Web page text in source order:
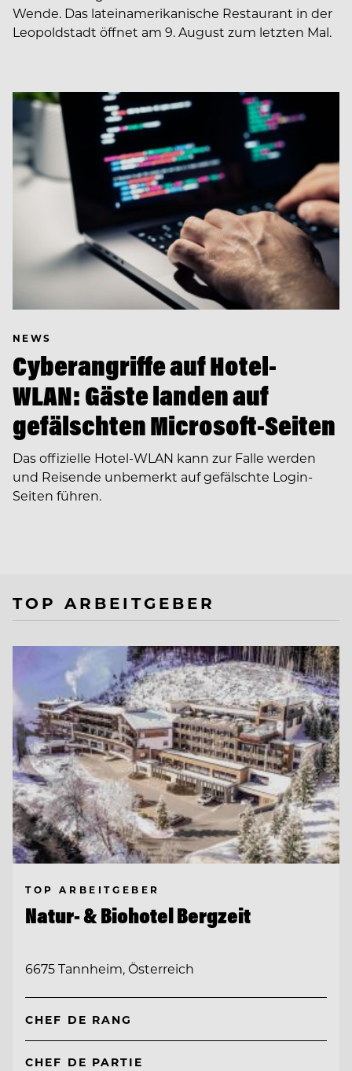
Wende. Das lateinamerikanische Restaurant in der
Leopoldstadt öffnet am 9. August zum letzten Mal.
NEWS
Cyberangriffe auf Hotel-
WLAN: Gäste landen auf
gefälschten Microsoft-Seiten
Das offizielle Hotel-WLAN kann zur Falle werden
und Reisende unbemerkt auf gefälschte Login-
Seiten führen.
TOP ARBEITGEBER
TOP ARBEITGEBER
Natur- & Biohotel Bergzeit
6675 Tannheim, Österreich
CHEF DE RANG
CHEF DE PARTIE